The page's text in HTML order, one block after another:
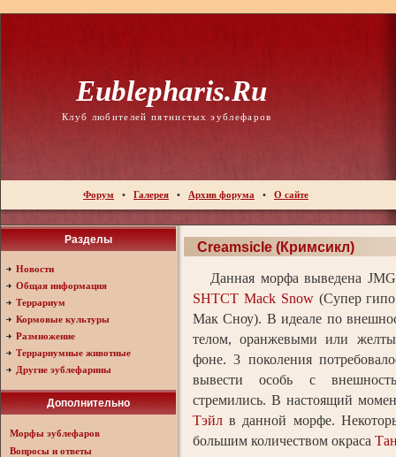
Eublepharis.ru
Клуб любителей пятнистых эублефаров
Форум • Галерея • Архив форума • О сайте
Разделы
Новости
Общая информация
Террариум
Кормовые культуры
Размножение
Террариумные животные
Другие эублефарины
Дополнительно
Морфы эублефаров
Вопросы и ответы
Creamsicle (Кримсикл)
Данная морфа выведена
SHTCT Mack Snow(Супер гипо
Мак Сноу). В идеале по
телом, оранжевыми или
фоне. 3 поколения
вывести особь с
стремились. В настоящий
Тэйл в данной морфе.
большим количеством окраса